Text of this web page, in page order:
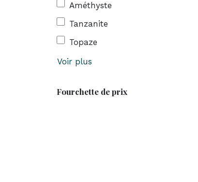
Améthyste
Tanzanite
Topaze
Voir plus
Fourchette de prix